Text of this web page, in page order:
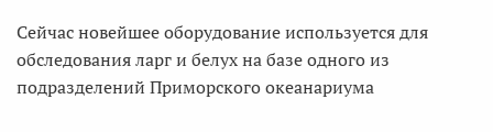
Сейчас новейшее оборудование используется для
обследования ларг и белух на базе одного из
подразделений Приморского океанариума